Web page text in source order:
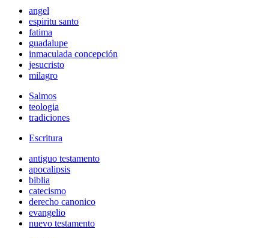
angel
espiritu santo
fatima
guadalupe
inmaculada concepción
jesucristo
milagro
Salmos
teologia
tradiciones
Escritura
antiguo testamento
apocalipsis
biblia
catecismo
derecho canonico
evangelio
nuevo testamento